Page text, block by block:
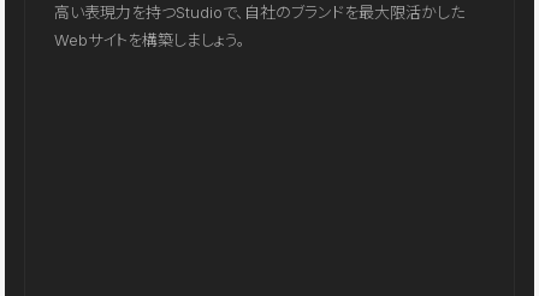
高い表現力を持つStudioで、自社のブランドを最大限活かした
Webサイトを構築しましょう。